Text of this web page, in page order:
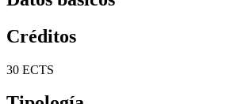
Créditos
30 ECTS